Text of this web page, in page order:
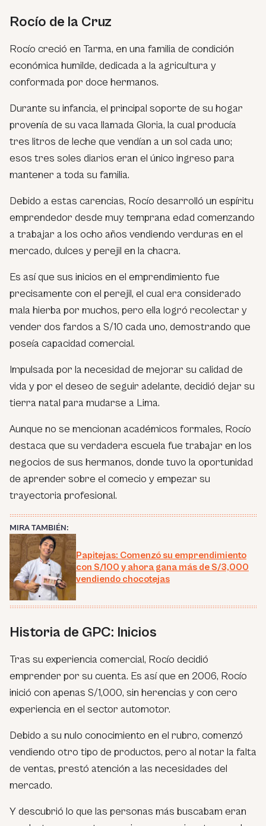
Rocío de la Cruz
Rocío creció en Tarma, en una familia de condición
económica humilde, dedicada a la agricultura y
conformada por doce hermanos.
Durante su infancia, el principal soporte de su hogar
provenía de su vaca llamada Gloria, la cual producía
tres litros de leche que vendían a un sol cada uno;
esos tres soles diarios eran el único ingreso para
mantener a toda su familia.
Debido a estas carencias, Rocío desarrolló un espíritu
emprendedor desde muy temprana edad comenzando
a trabajar a los ocho años vendiendo verduras en el
mercado, dulces y perejil en la chacra.
Es así que sus inicios en el emprendimiento fue
precisamente con el perejil, el cual era considerado
mala hierba por muchos, pero ella logró recolectar y
vender dos fardos a S/10 cada uno, demostrando que
poseía capacidad comercial.
Impulsada por la necesidad de mejorar su calidad de
vida y por el deseo de seguir adelante, decidió dejar su
tierra natal para mudarse a Lima.
Aunque no se mencionan académicos formales, Rocío
destaca que su verdadera escuela fue trabajar en los
negocios de sus hermanos, donde tuvo la oportunidad
de aprender sobre el comecio y empezar su
trayectoria profesional.
MIRA TAMBIÉN:
Papitejas: Comenzó su emprendimiento
con S/100 y ahora gana más de S/3,000
vendiendo chocotejas
Historia de GPC: Inicios
Tras su experiencia comercial, Rocío decidió
emprender por su cuenta. Es así que en 2006, Rocío
inició con apenas S/1,000, sin herencias y con cero
experiencia en el sector automotor.
Debido a su nulo conocimiento en el rubro, comenzó
vendiendo otro tipo de productos, pero al notar la falta
de ventas, prestó atención a las necesidades del
mercado.
Y descubrió lo que las personas más buscabam eran